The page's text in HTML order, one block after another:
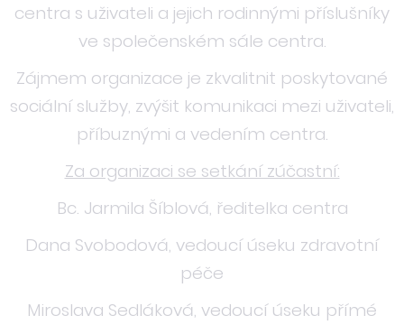
centra s uživateli a jejich rodinnými příslušníky
ve společenském sále centra.
Zájmem organizace je zkvalitnit poskytované
sociální služby, zvýšit komunikaci mezi uživateli,
příbuznými a vedením centra.
Za organizaci se setkání zúčastní:
Bc. Jarmila Šíblová, ředitelka centra
Dana Svobodová, vedoucí úseku zdravotní
péče
Miroslava Sedláková, vedoucí úseku přímé